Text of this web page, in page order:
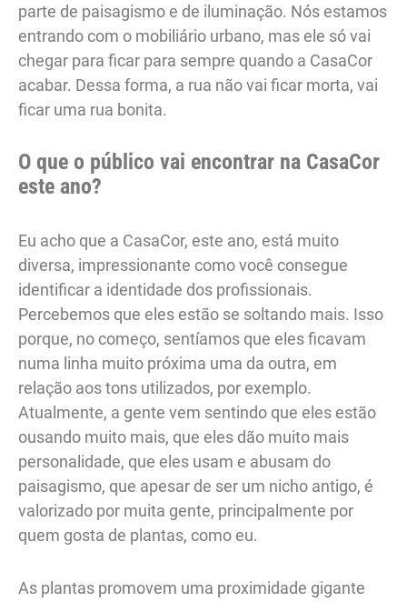
parte de paisagismo e de iluminação. Nós estamos
entrando com o mobiliário urbano, mas ele só vai
chegar para ficar para sempre quando a CasaCor
acabar. Dessa forma, a rua não vai ficar morta, vai
ficar uma rua bonita.
O que o público vai encontrar na CasaCor
este ano?
Eu acho que a CasaCor, este ano, está muito
diversa, impressionante como você consegue
identificar a identidade dos profissionais.
Percebemos que eles estão se soltando mais. Isso
porque, no começo, sentíamos que eles ficavam
numa linha muito próxima uma da outra, em
relação aos tons utilizados, por exemplo.
Atualmente, a gente vem sentindo que eles estão
ousando muito mais, que eles dão muito mais
personalidade, que eles usam e abusam do
paisagismo, que apesar de ser um nicho antigo, é
valorizado por muita gente, principalmente por
quem gosta de plantas, como eu.
As plantas promovem uma proximidade gigante